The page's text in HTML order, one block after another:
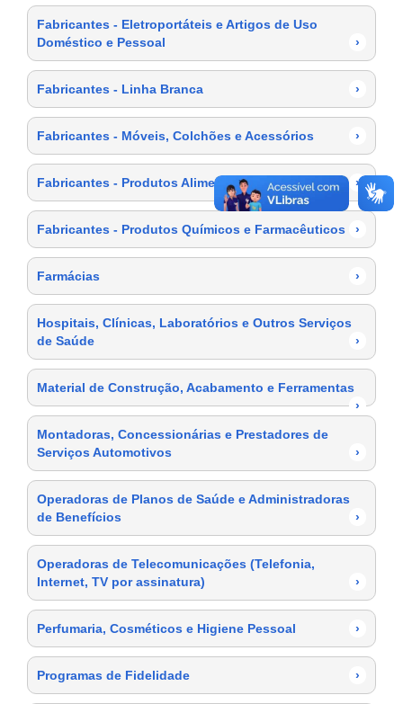
Fabricantes - Eletroportáteis e Artigos de Uso
Doméstico e Pessoal
›
Fabricantes - Linha Branca ›
Fabricantes - Móveis, Colchões e Acessórios ›
Fabricantes - Produtos Alimentícios ›
Fabricantes - Produtos Químicos e Farmacêuticos ›
Farmácias ›
Hospitais, Clínicas, Laboratórios e Outros Serviços
de Saúde
›
Material de Construção, Acabamento e Ferramentas
›
Montadoras, Concessionárias e Prestadores de
Serviços Automotivos
›
Operadoras de Planos de Saúde e Administradoras
de Benefícios
›
Operadoras de Telecomunicações (Telefonia,
Internet, TV por assinatura)
›
Perfumaria, Cosméticos e Higiene Pessoal ›
Programas de Fidelidade ›